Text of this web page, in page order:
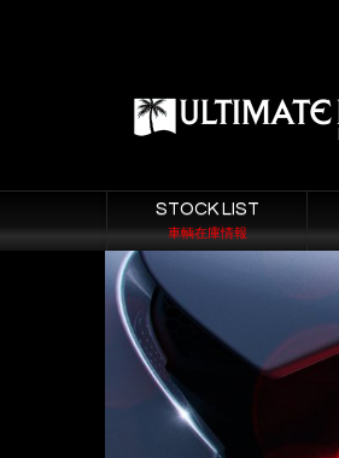
STOCK LIST
車輌在庫情報